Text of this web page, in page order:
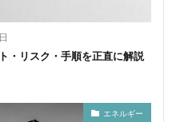
・リスク・手順を正直に解説
エネルギー